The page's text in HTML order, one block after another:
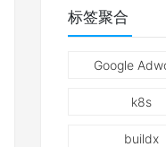
标签聚合
Google
k8s
buildx